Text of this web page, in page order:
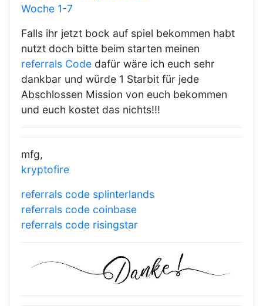
Woche 1-7
Falls ihr jetzt bock auf spiel bekommen habt
nutzt doch bitte beim starten meinen
referrals Code dafür wäre ich euch sehr
dankbar und würde 1 Starbit für jede
Abschlossen Mission von euch bekommen
und euch kostet das nichts!!!
mfg,
kryptofire
referrals code splinterlands
referrals code coinbase
referrals code risingstar